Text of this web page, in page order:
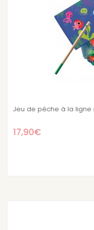
colour Crazy